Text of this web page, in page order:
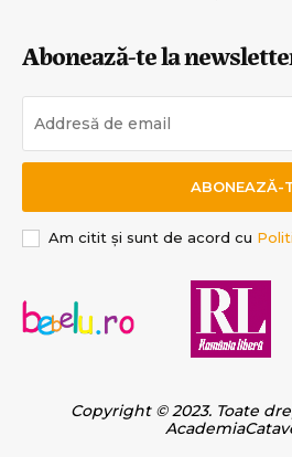
Abonează-te la
ABONEAZĂ-
Am citit și sunt de acord cu
Copyright © 2023. Toate